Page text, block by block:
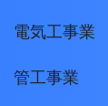
電気工事業
管工事業